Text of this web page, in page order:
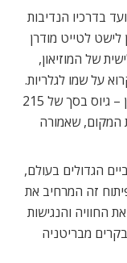
בדרכיו הנדיבות
סמי עופר. הוא תרם 10 מיליון לישט לטייט מודרן
של המוזיאון,
על שמו לגלריות.
תרומתו משלימה 85% מהיעד שהציב המוזיאון – גיוס בסך של 215
המקום, שאמורה
הגדולים בעולם,
זה המרחיב את
החוויה והנגישות
מבריטניה